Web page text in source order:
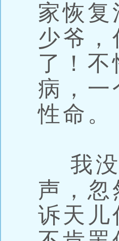
家恢
少爷
了！
病，
性命。
我没
声，
诉天儿